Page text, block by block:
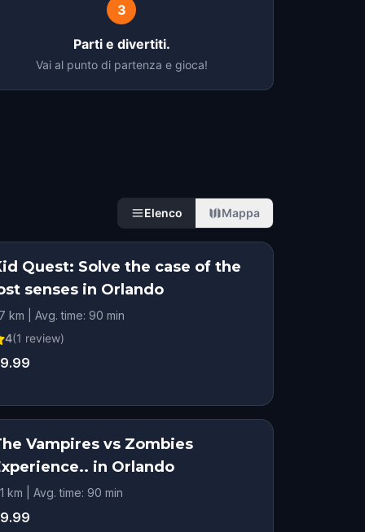
3
Parti e divertiti.
Vai al punto di partenza e gioca!
Elenco Mappa
Quest: Solve the case of the
senses in Orlando
km | Avg. time: 90 min
4(1 review)
Vampires vs Zombies
in Orlando
km | Avg. time: 90 min